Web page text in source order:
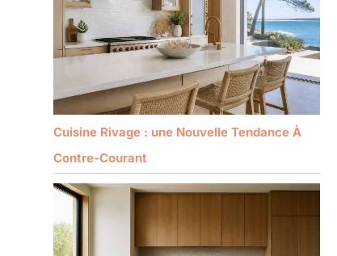
Cuisine Rivage : une Nouvelle Tendance À
Contre-Courant